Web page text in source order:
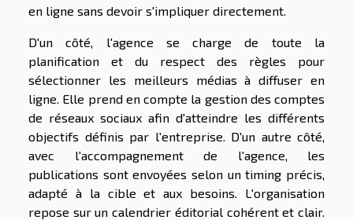
en ligne sans devoir s'impliquer directement.
D'un côté, l'agence se charge de toute la
planification et du respect des règles pour
sélectionner les meilleurs médias à diffuser en
ligne. Elle prend en compte la gestion des comptes
de réseaux sociaux afin d'atteindre les différents
objectifs définis par l'entreprise. D'un autre côté,
avec l'accompagnement de l'agence, les
publications sont envoyées selon un timing précis,
adapté à la cible et aux besoins. L'organisation
repose sur un calendrier éditorial cohérent et clair.